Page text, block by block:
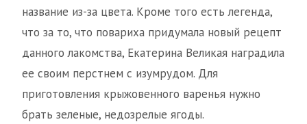
название из-за цвета. Кроме того есть легенда,
что за то, что повариха придумала новый рецепт
данного лакомства, Екатерина Великая наградила
ее своим перстнем с изумрудом. Для
приготовления крыжовенного варенья нужно
брать зеленые, недозрелые ягоды.